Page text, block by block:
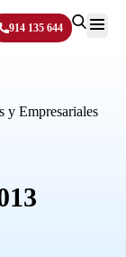
914 135 644
y Empresariales